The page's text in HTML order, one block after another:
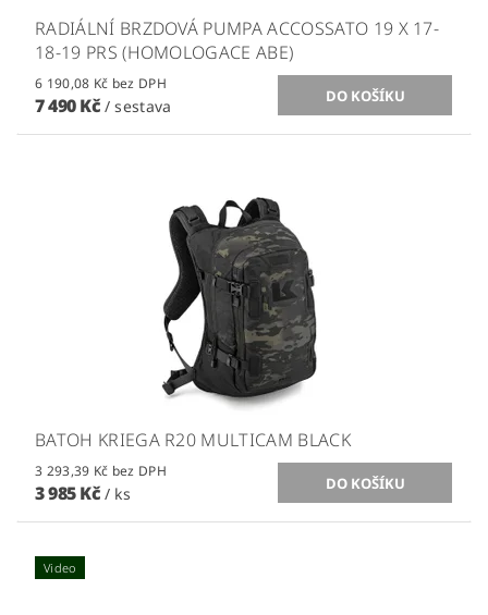
RADIÁLNÍ BRZDOVÁ PUMPA ACCOSSATO 19 X 17-
18-19 PRS (HOMOLOGACE ABE)
6 190,08 Kč bez DPH
7 490 Kč / sestava
BATOH KRIEGA R20 MULTICAM BLACK
3 293,39 Kč bez DPH
3 985 Kč / ks
Video